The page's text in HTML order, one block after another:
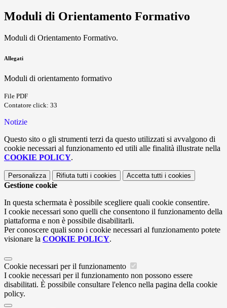
Moduli di Orientamento Formativo
Moduli di Orientamento Formativo.
Allegati
Moduli di orientamento formativo
File PDF
Contatore click: 33
Notizie
Questo sito o gli strumenti terzi da questo utilizzati si avvalgono di
cookie necessari al funzionamento ed utili alle finalità illustrate nella
COOKIE POLICY.
Personalizza Rifiuta tutti i cookies Accetta tutti i cookies
Gestione cookie
In questa schermata è possibile scegliere quali cookie consentire.
I cookie necessari sono quelli che consentono il funzionamento della
piattaforma e non è possibile disabilitarli.
Per conoscere quali sono i cookie necessari al funzionamento potete
visionare la COOKIE POLICY.
Cookie necessari per il funzionamento
I cookie necessari per il funzionamento non possono essere
disabilitati. È possibile consultare l'elenco nella pagina della cookie
policy.